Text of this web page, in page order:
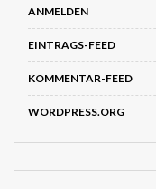
ANMELDEN
EINTRAGS-FEED
KOMMENTAR-FEED
WORDPRESS.ORG